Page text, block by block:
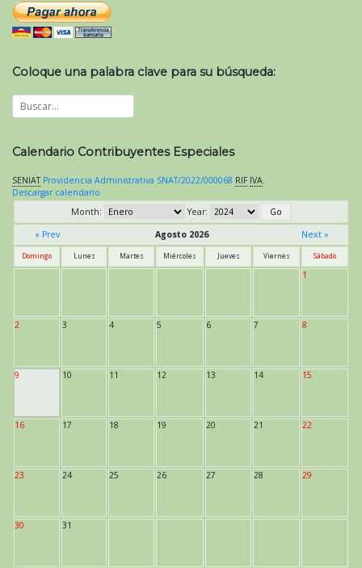
Coloque una palabra clave para su búsqueda:
Calendario Contribuyentes Especiales
SENIAT Providencia Administrativa SNAT/2022/000068 RIF IVA.
Descargar calendario
Month:
Year:
« Prev
Agosto 2026 Next »
Domingo Lunes Martes Miércoles Jueves Viernes Sábado
1
2 3 4 5 6 7 8
9 10 11 12 13 14 15
16 17 18 19 20 21 22
23 24 25 26 27 28 29
30 31